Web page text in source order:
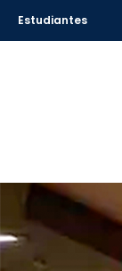
Estudiantes